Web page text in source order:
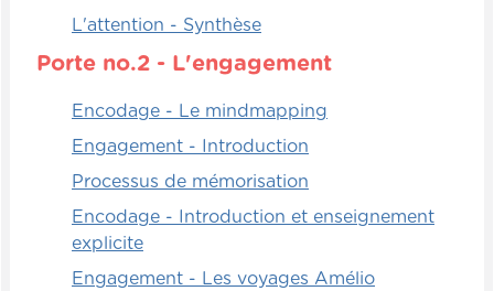
L'attention - Synthèse
Porte no.2 - L'engagement
Encodage - Le mindmapping
Engagement - Introduction
Processus de mémorisation
Encodage - Introduction et enseignement
explicite
Engagement - Les voyages Amélio